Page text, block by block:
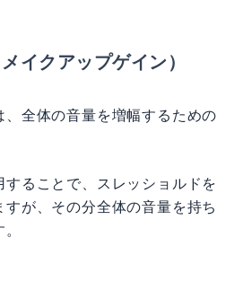
イクアップゲイン）
、全体の音量を増幅するための
ることで、スレッショルドを
が、その分全体の音量を持ち